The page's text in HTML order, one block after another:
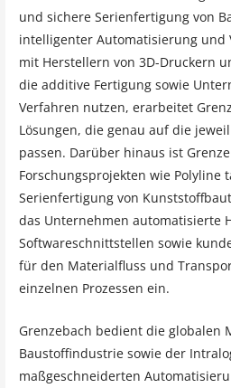
und sichere Serienfertigung von
intelligenter Automatisierung und
mit Herstellern von 3D-Druckern
die additive Fertigung sowie
Verfahren nutzen, erarbeitet
Lösungen, die genau auf die
passen. Darüber hinaus ist
Forschungsprojekten wie Polyline
Serienfertigung von
das Unternehmen automatisierte
Softwareschnittstellen sowie
für den Materialfluss und
einzelnen Prozessen ein.
Grenzebach bedient die globalen
Baustoffindustrie sowie der
maßgeschneiderten